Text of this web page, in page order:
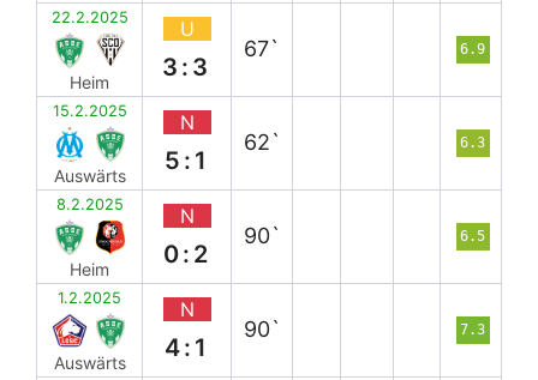
22.2.2025
Heim
U
3:3
67` 6.9
15.2.2025
Auswärts
N
5:1
62` 6.3
8.2.2025
Heim
N
0:2
90` 6.5
1.2.2025
Auswärts
N
4:1
90` 7.3